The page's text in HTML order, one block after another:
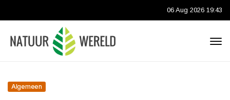
06 Aug 2026 19:43
Algemeen